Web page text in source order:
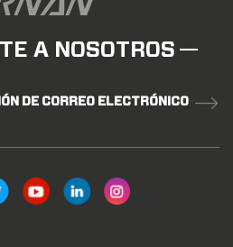
A NOSOTROS
DE CORREO ELECTRÓNICO